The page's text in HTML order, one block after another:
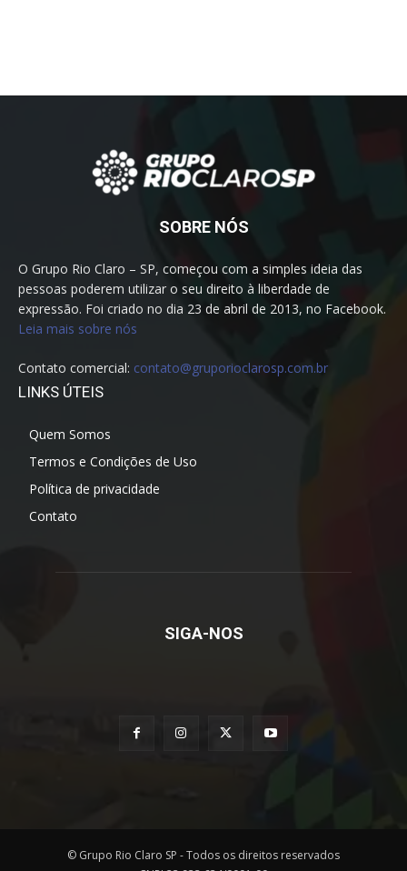
SOBRE NÓS
O Grupo Rio Claro – SP, começou com a simples ideia das
pessoas poderem utilizar o seu direito à liberdade de
expressão. Foi criado no dia 23 de abril de 2013, no Facebook.
Leia mais sobre nós
Contato comercial: contato@gruporioclarosp.com.br
LINKS ÚTEIS
Quem Somos
Termos e Condições de Uso
Política de privacidade
Contato
SIGA-NOS
© Grupo Rio Claro SP - Todos os direitos reservados